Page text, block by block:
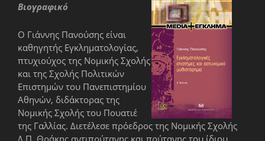
Βιογραφικό
Ο Γιάννης Πανούσης είναι
καθηγητής Εγκληματολογίας,
πτυχιούχος της Νομικής Σχολής
και της Σχολής Πολιτικών
Επιστημών του Πανεπιστημίου
Αθηνών, διδάκτορας της
Νομικής Σχολής του Πουατιέ
της Γαλλίας. Διετέλεσε πρόεδρος της Νομικής Σχολής
Δ.Π. Θράκης,αντιπρύτανης και πρύτανης του ίδιου